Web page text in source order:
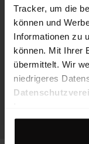
Tracker, um die
können und
Informationen zu
können. Mit Ihrer
übermittelt. Wir
niedrigeres